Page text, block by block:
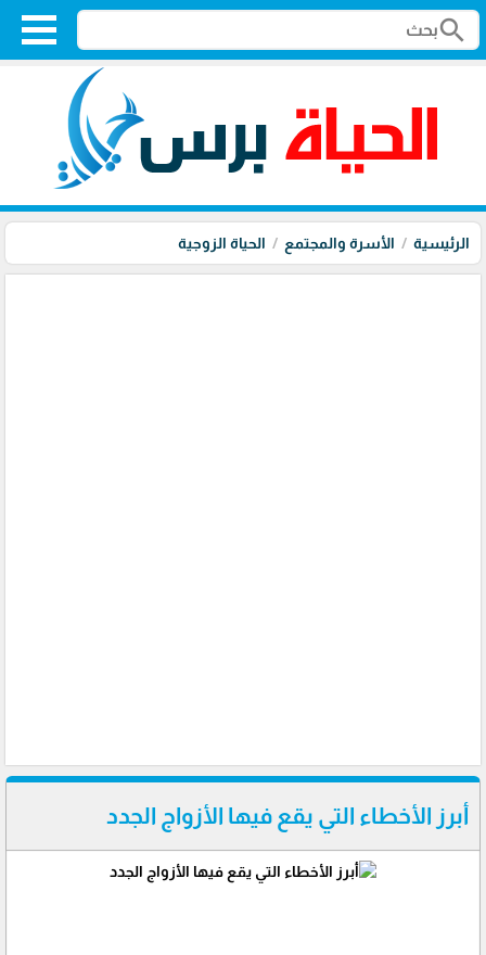
search
الرئيسية الأسرة والمجتمع الحياة الزوجية
أبرز الأخطاء التي يقع فيها الأزواج الجدد